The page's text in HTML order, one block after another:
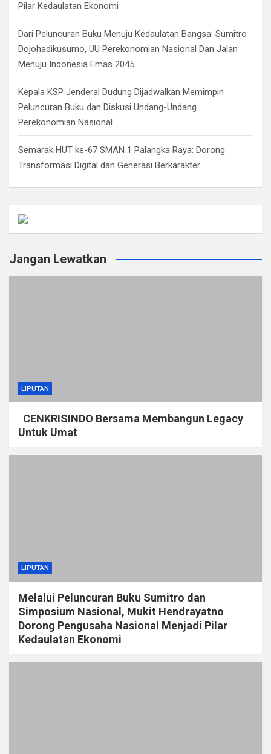
Pilar Kedaulatan Ekonomi
Dari Peluncuran Buku Menuju Kedaulatan Bangsa: Sumitro
Dojohadikusumo, UU Perekonomian Nasional Dan Jalan
Menuju Indonesia Emas 2045
Kepala KSP Jenderal Dudung Dijadwalkan Memimpin
Peluncuran Buku dan Diskusi Undang-Undang
Perekonomian Nasional
Semarak HUT ke-67 SMAN 1 Palangka Raya: Dorong
Transformasi Digital dan Generasi Berkarakter
Jangan Lewatkan
LIPUTAN
CENKRISINDO Bersama Membangun Legacy
Untuk Umat
LIPUTAN
Melalui Peluncuran Buku Sumitro dan
Simposium Nasional, Mukit Hendrayatno
Dorong Pengusaha Nasional Menjadi Pilar
Kedaulatan Ekonomi